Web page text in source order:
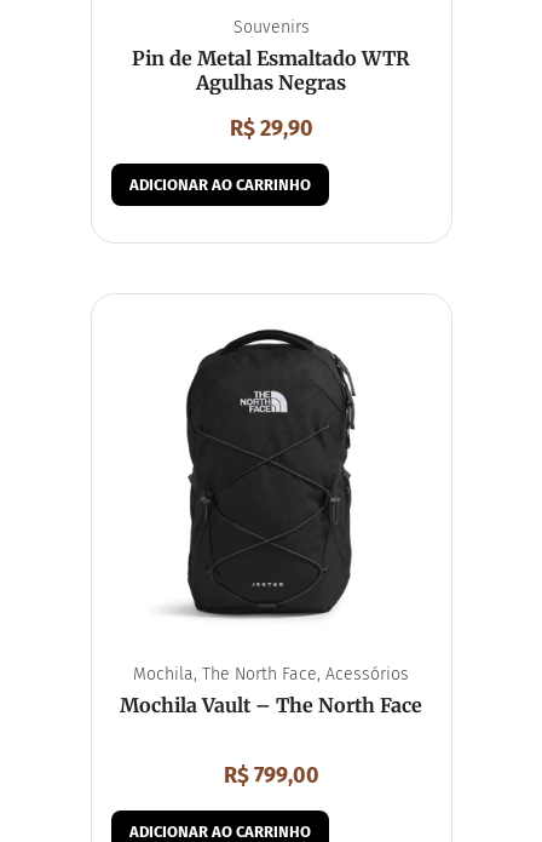
Souvenirs
Pin de Metal Esmaltado WTR
Agulhas Negras
R$29,90
ADICIONAR AO CARRINHO
Mochila, The North Face, Acessórios
Mochila Vault – The North Face
R$799,00
ADICIONAR AO CARRINHO